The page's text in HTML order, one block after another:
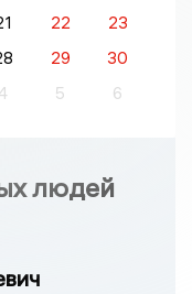
22
23
29
30
5 6
людей